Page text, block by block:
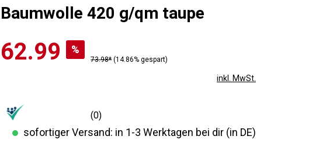
Baumwolle 420 g/qm taupe
62.99 %
73.98* (14.86% gespart)
inkl. MwSt.
(0)
sofortiger Versand: in 1-3 Werktagen bei dir (in DE)